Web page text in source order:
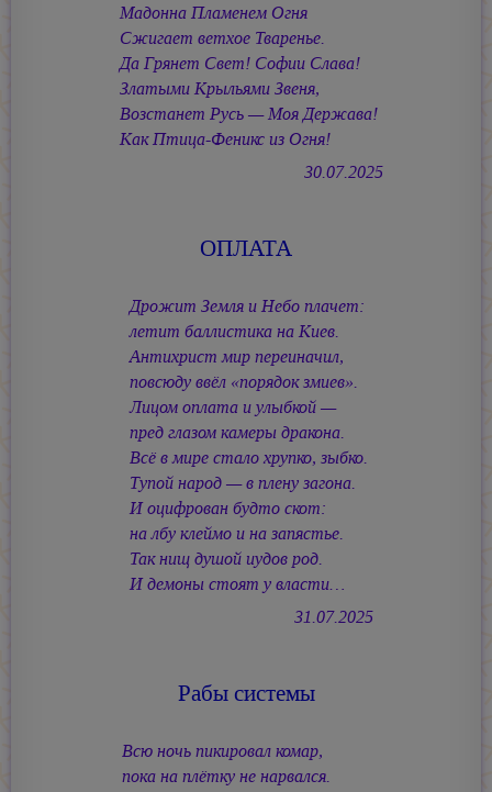
Мадонна Пламенем Огня
Сжигает ветхое Тваренье.
Да Грянет Свет! Софии Слава!
Златыми Крыльями Звеня,
Возстанет Русь — Моя Держава!
Как Птица-Феникс из Огня!
30.07.2025
ОПЛАТА
Дрожит Земля и Небо плачет:
летит баллистика на Киев.
Антихрист мир переиначил,
повсюду ввёл «порядок змиев».
Лицом оплата и улыбкой —
пред глазом камеры дракона.
Всё в мире стало хрупко, зыбко.
Тупой народ — в плену загона.
И оцифрован будто скот:
на лбу клеймо и на запястье.
Так нищ душой иудов род.
И демоны стоят у власти…
31.07.2025
Рабы системы
Всю ночь пикировал комар,
пока на плётку не нарвался.